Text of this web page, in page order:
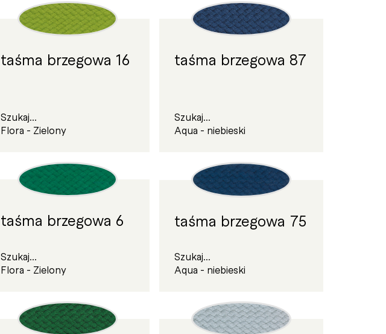
taśma brzegowa 16
Szukaj...
Flora - Zielony
taśma brzegowa 87
Szukaj...
Aqua - niebieski
taśma brzegowa 6
Szukaj...
Flora - Zielony
taśma brzegowa 75
Szukaj...
Aqua - niebieski